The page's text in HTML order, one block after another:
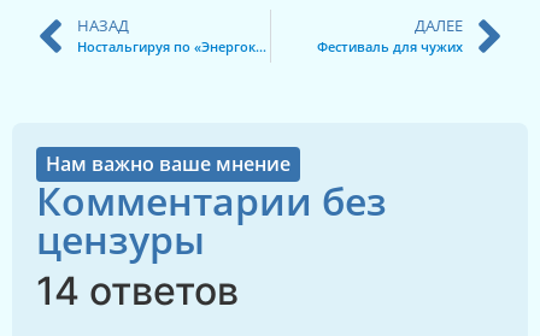
НАЗАД
Ностальгируя по «Энергокому»
ДАЛЕЕ
Фестиваль для чужих
Нам важно ваше мнение
Комментарии без
цензуры
14 ответов